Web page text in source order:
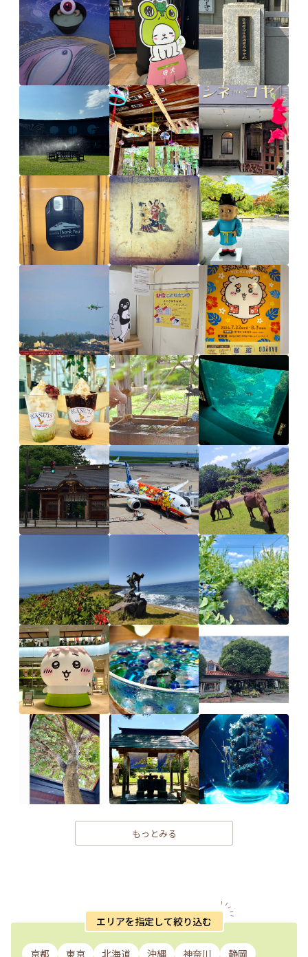
もっとみる
エリアを指定して絞り込む
京都 東京 北海道 沖縄 神奈川 静岡